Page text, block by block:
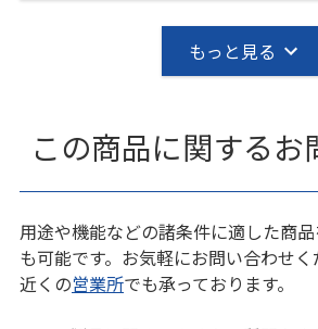
もっと見る
この商品に関するお
用途や機能などの諸条件に適した商
も可能です。お気軽にお問い合わせく
近くの営業所でも承っております。